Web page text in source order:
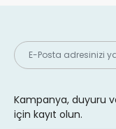
Kampanya, duyuru
için kayıt olun.